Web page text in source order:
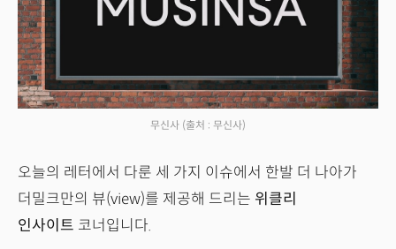
무신사 (출처 : 무신사)
오늘의 레터에서 다룬 세 가지 이슈에서 한발 더 나아가
더밀크만의 뷰(view)를 제공해 드리는 위클리
인사이트 코너입니다.